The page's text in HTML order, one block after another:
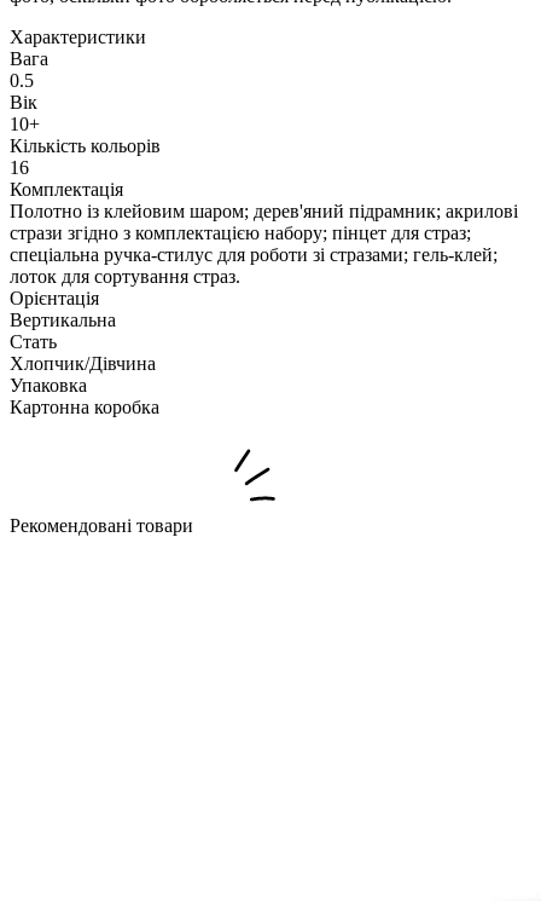
Характеристики
Вага
0.5
Вік
10+
Кількість кольорів
16
Комплектація
Полотно із клейовим шаром; дерев'яний підрамник; акрилові
стрази згідно з комплектацією набору; пінцет для страз;
спеціальна ручка-стилус для роботи зі стразами; гель-клей;
лоток для сортування страз.
Орієнтація
Вертикальна
Стать
Хлопчик/Дiвчина
Упаковка
Картонна коробка
Рекомендовані товари